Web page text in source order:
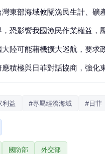
東部海域攸關漁民生計、礦
恐影響我國漁民作業權益，
陸可能藉機擴大巡航，要求
積極與日菲對話協商，強化
利益 #專屬經濟海域 #日菲
國防部 外交部